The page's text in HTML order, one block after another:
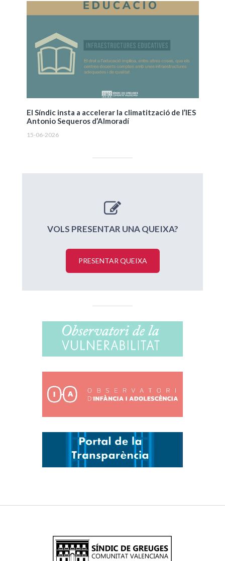
El Síndic insta a accelerar la climatització de l’IES
Antonio Sequeros d’Almoradí
15-06-2026
VOLS PRESENTAR UNA QUEIXA?
PRESENTAR QUEIXA